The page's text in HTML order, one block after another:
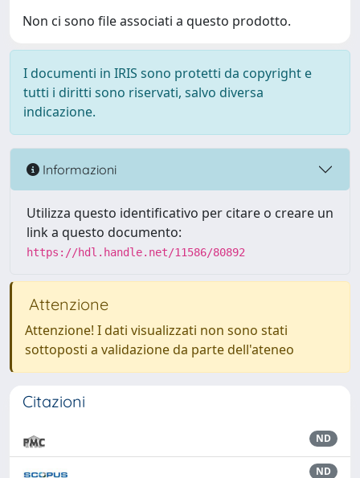
Non ci sono file associati a questo prodotto.
I documenti in IRIS sono protetti da copyright e
tutti i diritti sono riservati, salvo diversa
indicazione.
Informazioni
Utilizza questo identificativo per citare o creare un
link a questo documento:
https://hdl.handle.net/11586/80892
Attenzione
Attenzione! I dati visualizzati non sono stati
sottoposti a validazione da parte dell'ateneo
Citazioni
ND
ND